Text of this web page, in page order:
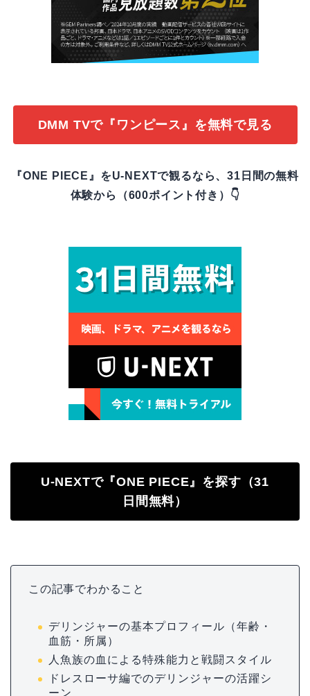
DMM TVで『ワンピース』を無料で見る
『ONE PIECE』をU-NEXTで観るなら、31日間の無料
体験から（600ポイント付き）👇
U-NEXTで『ONE PIECE』を探す（31
日間無料）
この記事でわかること
デリンジャーの基本プロフィール（年齢・
血筋・所属）
人魚族の血による特殊能力と戦闘スタイル
ドレスローサ編でのデリンジャーの活躍シ
ーン